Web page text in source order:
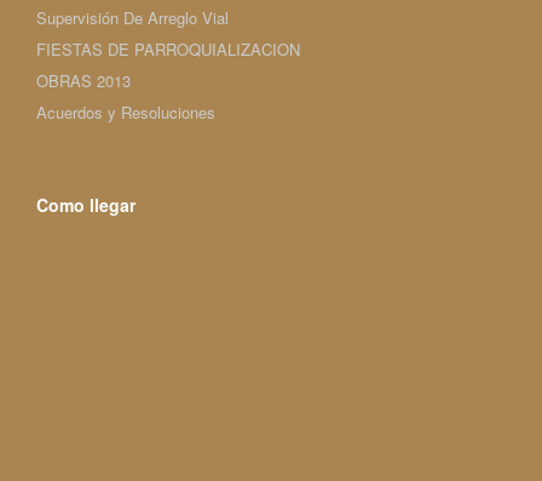
Supervisión De Arreglo Vial
FIESTAS DE PARROQUIALIZACION
OBRAS 2013
Acuerdos y Resoluciones
Como llegar